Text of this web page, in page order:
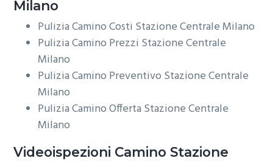
Milano
Pulizia Camino Costi Stazione Centrale Milano
Pulizia Camino Prezzi Stazione Centrale
Milano
Pulizia Camino Preventivo Stazione Centrale
Milano
Pulizia Camino Offerta Stazione Centrale
Milano
Videoispezioni Camino Stazione